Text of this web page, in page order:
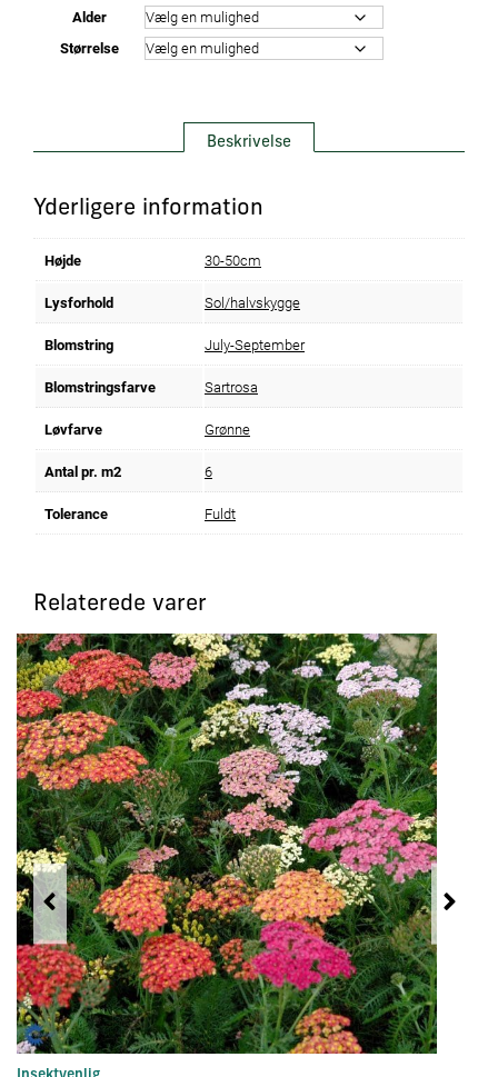
Alder
Størrelse
Beskrivelse
Yderligere information
Højde 30-50cm
Lysforhold Sol/halvskygge
Blomstring July-September
Blomstringsfarve Sartrosa
Løvfarve Grønne
Antal pr. m2 6
Tolerance Fuldt
Relaterede varer